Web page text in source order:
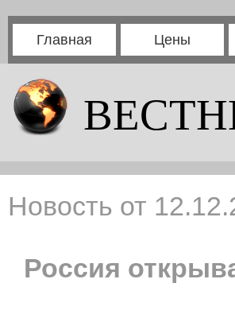
Главная Цены
Новость от
Россия